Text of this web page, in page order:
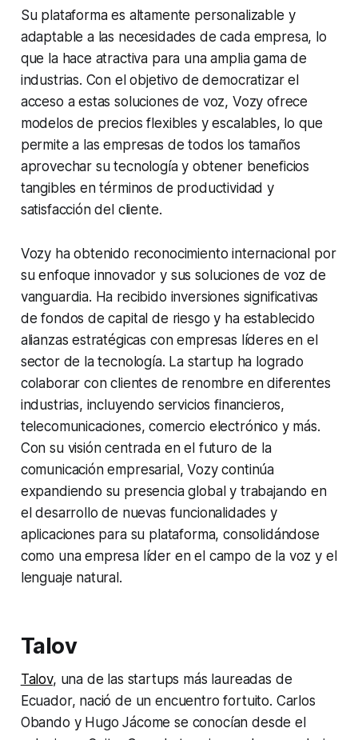
Su plataforma es altamente personalizable y
adaptable a las necesidades de cada empresa, lo
que la hace atractiva para una amplia gama de
industrias. Con el objetivo de democratizar el
acceso a estas soluciones de voz, Vozy ofrece
modelos de precios flexibles y escalables, lo que
permite a las empresas de todos los tamaños
aprovechar su tecnología y obtener beneficios
tangibles en términos de productividad y
satisfacción del cliente.
Vozy ha obtenido reconocimiento internacional por
su enfoque innovador y sus soluciones de voz de
vanguardia. Ha recibido inversiones significativas
de fondos de capital de riesgo y ha establecido
alianzas estratégicas con empresas líderes en el
sector de la tecnología. La startup ha logrado
colaborar con clientes de renombre en diferentes
industrias, incluyendo servicios financieros,
telecomunicaciones, comercio electrónico y más.
Con su visión centrada en el futuro de la
comunicación empresarial, Vozy continúa
expandiendo su presencia global y trabajando en
el desarrollo de nuevas funcionalidades y
aplicaciones para su plataforma, consolidándose
como una empresa líder en el campo de la voz y el
lenguaje natural.
Talov
Talov, una de las startups más laureadas de
Ecuador, nació de un encuentro fortuito. Carlos
Obando y Hugo Jácome se conocían desde el